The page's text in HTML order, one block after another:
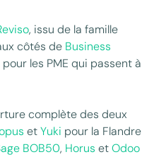
, issu de la famille
côtés de Business
pour les PME qui passent à
complète des deux
etYuki pour la Flandre
BOB50, Horus etOdoo